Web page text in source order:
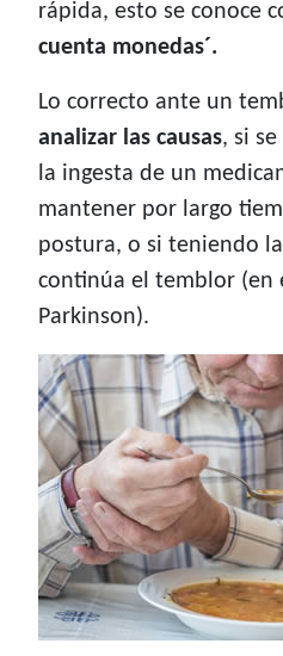
rápida, esto se conoce
cuenta monedas´.
Lo correcto ante un
analizar las causas, si
la ingesta de un
mantener por largo
postura, o si teniendo
continúa el temblor (en
Parkinson).